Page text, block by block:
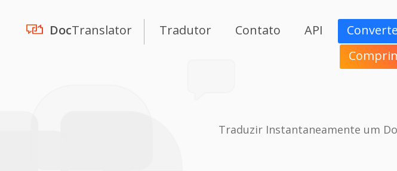
DocTranslator Tradutor Contato API
Traduzir Instantaneamente um